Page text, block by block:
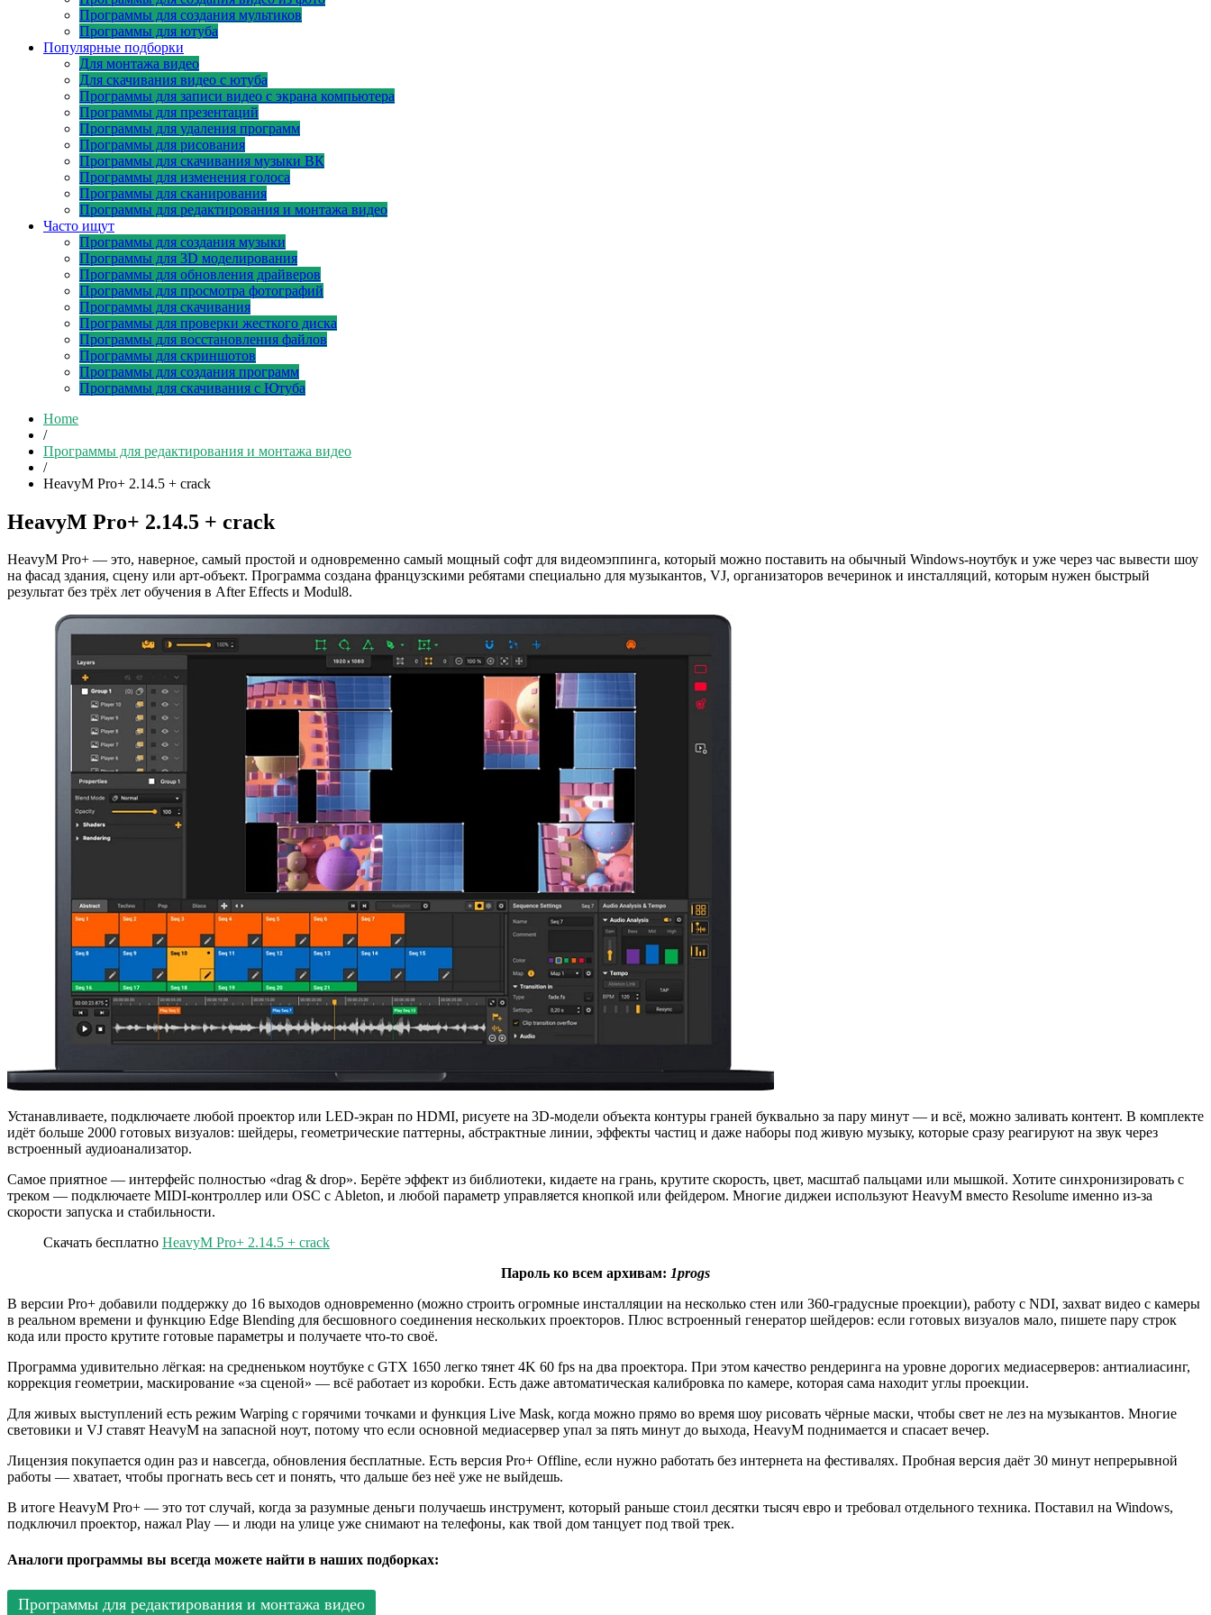
Программы для создания мультиков
Программы для ютуба
Популярные подборки
Для монтажа видео
Для скачивания видео с ютуба
Программы для записи видео с экрана компьютера
Программы для презентаций
Программы для удаления программ
Программы для рисования
Программы для скачивания музыки ВК
Программы для изменения голоса
Программы для сканирования
Программы для редактирования и монтажа видео
Часто ищут
Программы для создания музыки
Программы для 3D моделирования
Программы для обновления драйверов
Программы для просмотра фотографий
Программы для скачивания
Программы для проверки жесткого диска
Программы для восстановления файлов
Программы для скриншотов
Программы для создания программ
Программы для скачивания с Ютуба
Home
/
Программы для редактирования и монтажа видео
/
HeavyM Pro+ 2.14.5 + crack
HeavyM Pro+ 2.14.5 + crack
HeavyM Pro+ — это, наверное, самый простой и одновременно самый мощный софт для видеомэппинга, который можно поставить на обычный Windows-ноутбук и уже через час вывести шоу
на фасад здания, сцену или арт-объект. Программа создана французскими ребятами специально для музыкантов, VJ, организаторов вечеринок и инсталляций, которым нужен быстрый
результат без трёх лет обучения в After Effects и Modul8.
Устанавливаете, подключаете любой проектор или LED-экран по HDMI, рисуете на 3D-модели объекта контуры граней буквально за пару минут — и всё, можно заливать контент. В комплекте
идёт больше 2000 готовых визуалов: шейдеры, геометрические паттерны, абстрактные линии, эффекты частиц и даже наборы под живую музыку, которые сразу реагируют на звук через
встроенный аудиоанализатор.
Самое приятное — интерфейс полностью «drag & drop». Берёте эффект из библиотеки, кидаете на грань, крутите скорость, цвет, масштаб пальцами или мышкой. Хотите синхронизировать с
треком — подключаете MIDI-контроллер или OSC с Ableton, и любой параметр управляется кнопкой или фейдером. Многие диджеи используют HeavyM вместо Resolume именно из-за
скорости запуска и стабильности.
Скачать бесплатно HeavyM Pro+ 2.14.5 + crack
Пароль ко всем архивам: 1progs
В версии Pro+ добавили поддержку до 16 выходов одновременно (можно строить огромные инсталляции на несколько стен или 360-градусные проекции), работу с NDI, захват видео с камеры
в реальном времени и функцию Edge Blending для бесшовного соединения нескольких проекторов. Плюс встроенный генератор шейдеров: если готовых визуалов мало, пишете пару строк
кода или просто крутите готовые параметры и получаете что-то своё.
Программа удивительно лёгкая: на средненьком ноутбуке с GTX 1650 легко тянет 4K 60 fps на два проектора. При этом качество рендеринга на уровне дорогих медиасерверов: антиалиасинг,
коррекция геометрии, маскирование «за сценой» — всё работает из коробки. Есть даже автоматическая калибровка по камере, которая сама находит углы проекции.
Для живых выступлений есть режим Warping с горячими точками и функция Live Mask, когда можно прямо во время шоу рисовать чёрные маски, чтобы свет не лез на музыкантов. Многие
световики и VJ ставят HeavyM на запасной ноут, потому что если основной медиасервер упал за пять минут до выхода, HeavyM поднимается и спасает вечер.
Лицензия покупается один раз и навсегда, обновления бесплатные. Есть версия Pro+ Offline, если нужно работать без интернета на фестивалях. Пробная версия даёт 30 минут непрерывной
работы — хватает, чтобы прогнать весь сет и понять, что дальше без неё уже не выйдешь.
В итоге HeavyM Pro+ — это тот случай, когда за разумные деньги получаешь инструмент, который раньше стоил десятки тысяч евро и требовал отдельного техника. Поставил на Windows,
подключил проектор, нажал Play — и люди на улице уже снимают на телефоны, как твой дом танцует под твой трек.
Аналоги программы вы всегда можете найти в наших подборках:
Программы для редактирования и монтажа видео